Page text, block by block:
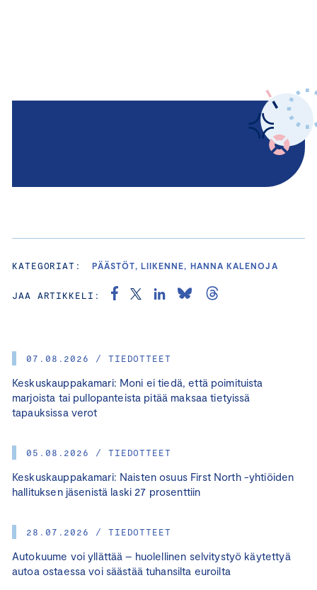
07.08.2026 / TIEDOTTEET
Keskuskauppakamari: Moni ei tiedä, että poimituista
marjoista tai pullopanteista pitää maksaa tietyissä
tapauksissa verot
05.08.2026 / TIEDOTTEET
Keskuskauppakamari: Naisten osuus First North -yhtiöiden
hallituksen jäsenistä laski 27 prosenttiin
28.07.2026 / TIEDOTTEET
Autokuume voi yllättää – huolellinen selvitystyö käytettyä
autoa ostaessa voi säästää tuhansilta euroilta
KATEGORIAT: PÄÄSTÖT, LIIKENNE, HANNA KALENOJA
JAA ARTIKKELI: